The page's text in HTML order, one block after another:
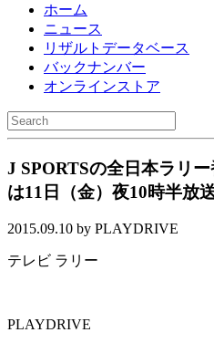
ホーム
ニュース
リザルトデータベース
バックナンバー
オンラインストア
J SPORTSの全日本ラリ
は11日（金）夜10時半放
2015.09.10 by PLAYDRIVE
テレビ ラリー
PLAYDRIVE